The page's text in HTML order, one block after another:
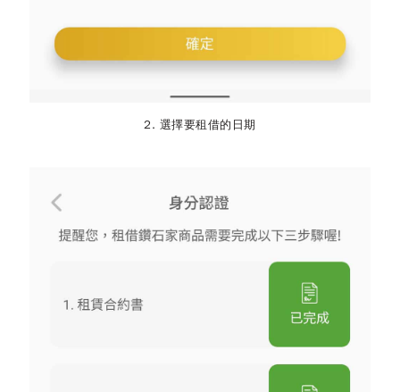
2. 選擇要租借的日期